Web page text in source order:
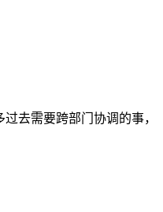
去需要跨部门协调的事，